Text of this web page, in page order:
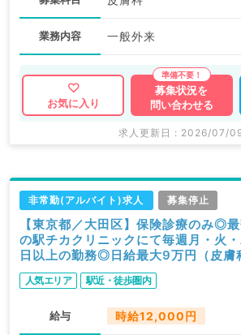
業務内容 一般外来
お気に入り
募集状況を
問い合わせる
求人更新日 : 2026/07/
非常勤(アルバイト)求人 募集停止
【東京都／大田区】保険診療のみ◎
の駅チカクリニックにて毎週月・火
日以上の勤務◎日給最大9万円（皮膚
人気エリア 駅近・徒歩圏内
給与 時給12,000円